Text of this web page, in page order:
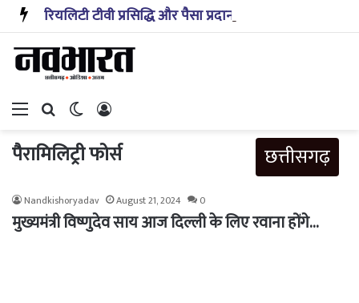
Menu Search forSwitch skin
पैरामिलिट्री फोर्स छत्तीसगढ़
Nandkishoryadav August 21, 2024 0
मुख्यमंत्री विष्णुदेव साय आज दिल्ली के लिए रवाना होंगे…